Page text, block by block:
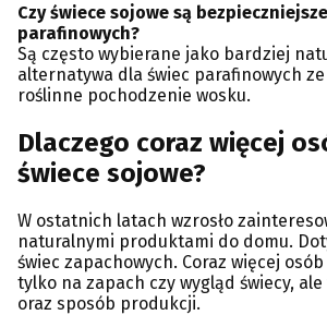
Czy świece sojowe są
parafinowych?
Są często wybierane jako bardziej
alternatywa dla świec parafinowych
roślinne pochodzenie wosku.
Dlaczego coraz więcej
świece sojowe?
W ostatnich latach wzrosło
naturalnymi produktami do domu.
świec zapachowych. Coraz więcej
tylko na zapach czy wygląd świecy, ale
oraz sposób produkcji.